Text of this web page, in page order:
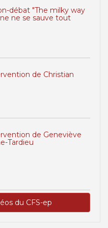
débat "The milky way
ne se sauve tout
de Christian
de Geneviève
Tardieu
du CFS-ep